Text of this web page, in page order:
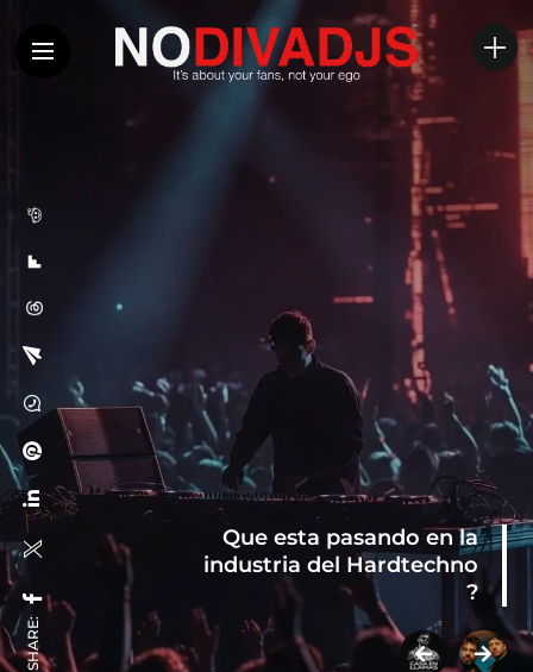
Que esta pasando en la
industria del Hardtechno
?
SHARE: